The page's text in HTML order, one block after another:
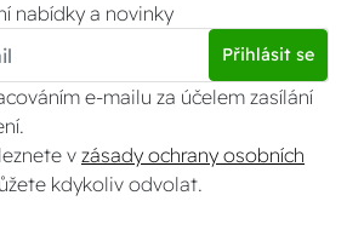
nabídky a novinky
Přihlásit se
e-mailu za účelem zasílání
v zásady ochrany osobních
kdykoliv odvolat.